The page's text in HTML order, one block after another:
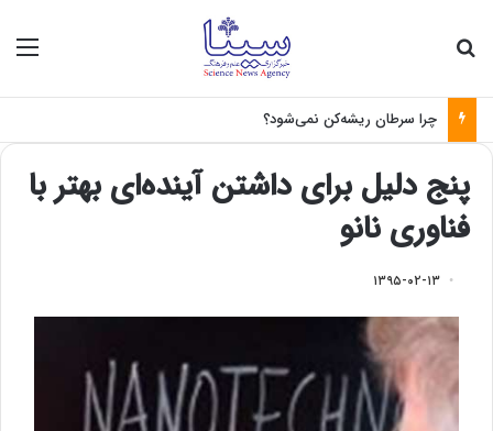
چرا سرطان ریشه‌کن نمی‌شود؟
پنج دلیل برای داشتن آینده‌ای بهتر با
فناوری نانو
۱۳۹۵-۰۲-۱۳